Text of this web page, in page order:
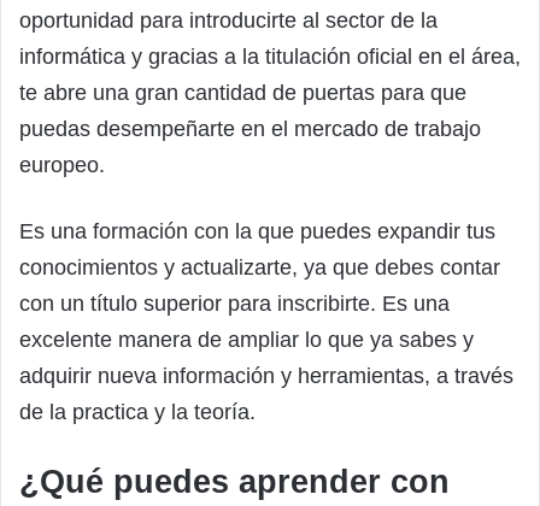
oportunidad para introducirte al sector de la
informática y gracias a la titulación oficial en el área,
te abre una gran cantidad de puertas para que
puedas desempeñarte en el mercado de trabajo
europeo.
Es una formación con la que puedes expandir tus
conocimientos y actualizarte, ya que debes contar
con un título superior para inscribirte. Es una
excelente manera de ampliar lo que ya sabes y
adquirir nueva información y herramientas, a través
de la practica y la teoría.
¿Qué puedes aprender con